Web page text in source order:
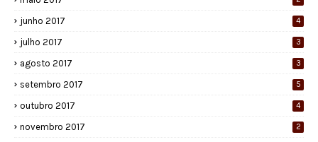
junho 2017 4
julho 2017 3
agosto 2017 3
setembro 2017 5
outubro 2017 4
novembro 2017 2